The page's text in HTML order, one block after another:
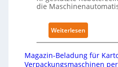
A
h
u
s
i
r
u
n
g
die
Weiterlesen
K
n
Magazin-Beladung für
Verpackungsmaschinen